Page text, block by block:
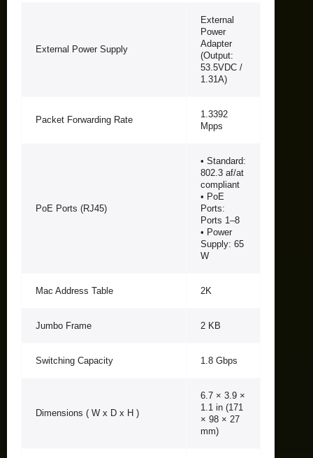
External Power Supply
External
Power
Adapter
(Output:
53.5VDC /
1.31A)
Packet Forwarding Rate
1.3392
Mpps
PoE Ports (RJ45)
• Standard:
802.3 af/at
compliant
• PoE
Ports:
Ports 1–8
• Power
Supply: 65
W
Mac Address Table 2K
Jumbo Frame 2 KB
Switching Capacity 1.8 Gbps
Dimensions ( W x D x H )
6.7 × 3.9 ×
1.1 in (171
× 98 × 27
mm)